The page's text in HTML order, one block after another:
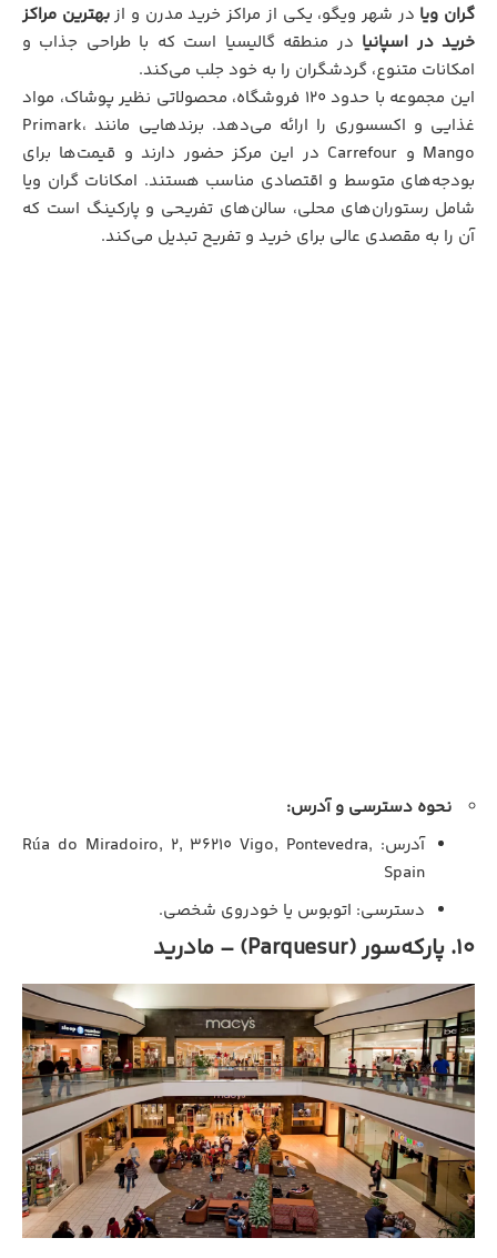
گران ویا در شهر ویگو، یکی از مراکز خرید مدرن و ازبهترین مراکز
خرید در اسپانیا در منطقه گالیسیا است که با طراحی جذاب و
امکانات متنوع، گردشگران را به خود جلب می‌کند.
این مجموعه با حدود ۱۲۰ فروشگاه، محصولاتی نظیر پوشاک، مواد
غذایی و اکسسوری را ارائه می‌دهد. برندهایی مانند Primark،
Mango و Carrefour در این مرکز حضور دارند و قیمت‌ها برای
بودجه‌های متوسط و اقتصادی مناسب هستند. امکانات گران ویا
شامل رستوران‌های محلی، سالن‌های تفریحی و پارکینگ است که
آن را به مقصدی عالی برای خرید و تفریح تبدیل می‌کند.
نحوه دسترسی و آدرس:
آدرس: Rúa do Miradoiro, 2, 36210 Vigo, Pontevedra,
Spain
دسترسی: اتوبوس یا خودروی شخصی.
۱۰. پارکه‌سور (Parquesur) – مادرید